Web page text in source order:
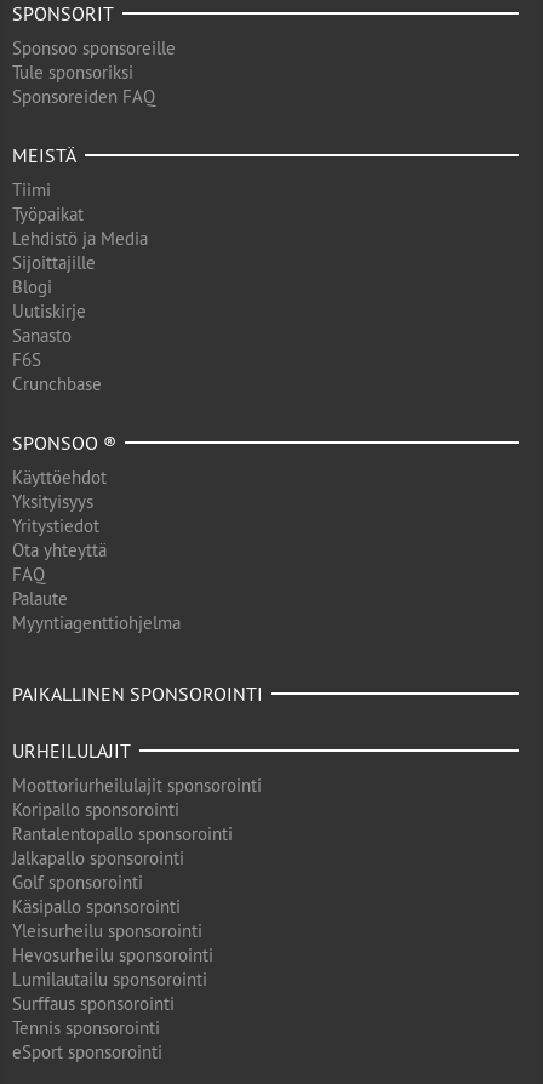
SPONSORIT
Sponsoo sponsoreille
Tule sponsoriksi
Sponsoreiden FAQ
MEISTÄ
Tiimi
Työpaikat
Lehdistö ja Media
Sijoittajille
Blogi
Uutiskirje
Sanasto
F6S
Crunchbase
SPONSOO ®
Käyttöehdot
Yksityisyys
Yritystiedot
Ota yhteyttä
FAQ
Palaute
Myyntiagenttiohjelma
PAIKALLINEN SPONSOROINTI
URHEILULAJIT
Moottoriurheilulajit sponsorointi
Koripallo sponsorointi
Rantalentopallo sponsorointi
Jalkapallo sponsorointi
Golf sponsorointi
Käsipallo sponsorointi
Yleisurheilu sponsorointi
Hevosurheilu sponsorointi
Lumilautailu sponsorointi
Surffaus sponsorointi
Tennis sponsorointi
eSport sponsorointi